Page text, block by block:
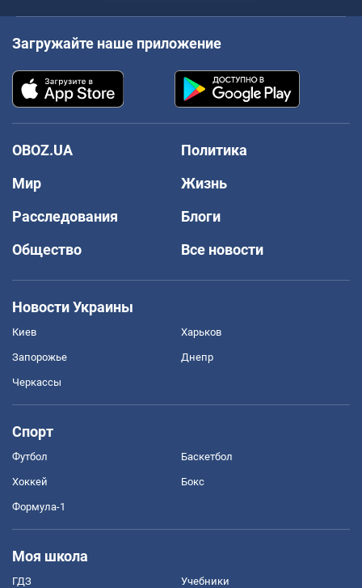
Загружайте наше приложение
OBOZ.UA
Политика
Мир
Жизнь
Расследования
Блоги
Общество
Все новости
Новости Украины
Киев Харьков
Запорожье Днепр
Черкассы
Спорт
Футбол Баскетбол
Хоккей Бокс
Формула-1
Моя школа
ГДЗ Учебники